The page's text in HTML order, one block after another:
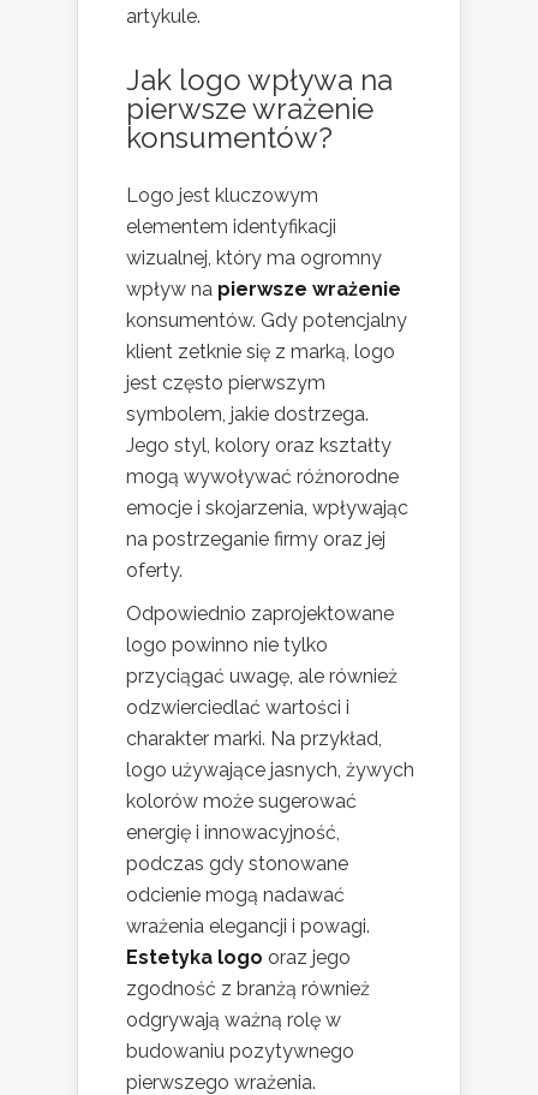
artykule.
Jak logo wpływa na
pierwsze wrażenie
konsumentów?
Logo jest kluczowym
elementem identyfikacji
wizualnej, który ma ogromny
wpływ na pierwsze wrażenie
konsumentów. Gdy potencjalny
klient zetknie się z marką, logo
jest często pierwszym
symbolem, jakie dostrzega.
Jego styl, kolory oraz kształty
mogą wywoływać różnorodne
emocje i skojarzenia, wpływając
na postrzeganie firmy oraz jej
oferty.
Odpowiednio zaprojektowane
logo powinno nie tylko
przyciągać uwagę, ale również
odzwierciedlać wartości i
charakter marki. Na przykład,
logo używające jasnych, żywych
kolorów może sugerować
energię i innowacyjność,
podczas gdy stonowane
odcienie mogą nadawać
wrażenia elegancji i powagi.
Estetyka logo oraz jego
zgodność z branżą również
odgrywają ważną rolę w
budowaniu pozytywnego
pierwszego wrażenia.